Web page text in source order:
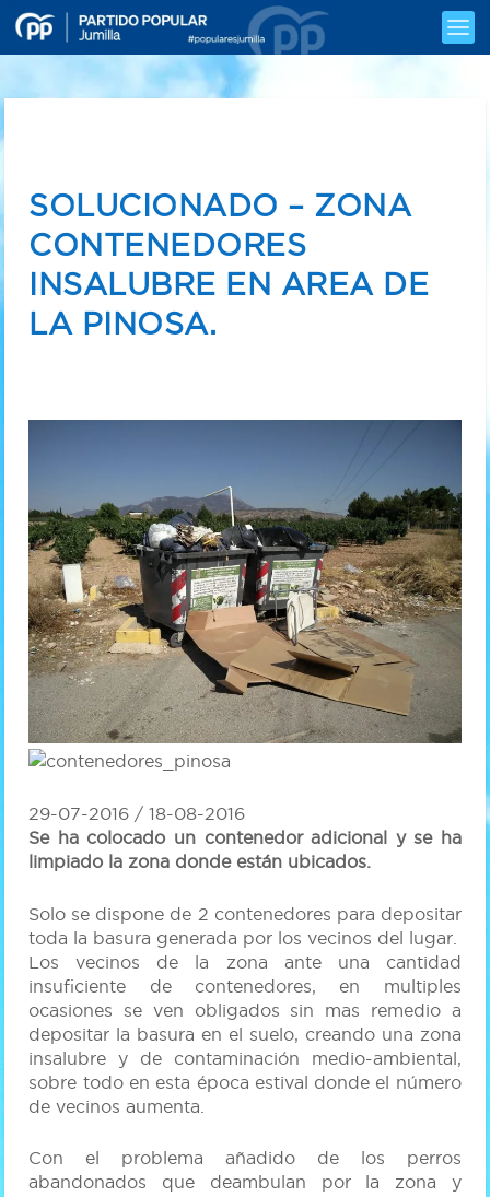
SOLUCIONADO – ZONA
CONTENEDORES
INSALUBRE EN AREA DE
LA PINOSA.
29-07-2016 / 18-08-2016
Se ha colocado un contenedor adicional y se ha
limpiado la zona donde están ubicados.
Solo se dispone de 2 contenedores para depositar
toda la basura generada por los vecinos del lugar.
Los vecinos de la zona ante una cantidad
insuficiente de contenedores, en multiples
ocasiones se ven obligados sin mas remedio a
depositar la basura en el suelo, creando una zona
insalubre y de contaminación medio-ambiental,
sobre todo en esta época estival donde el número
de vecinos aumenta.
Con el problema añadido de los perros
abandonados que deambulan por la zona y